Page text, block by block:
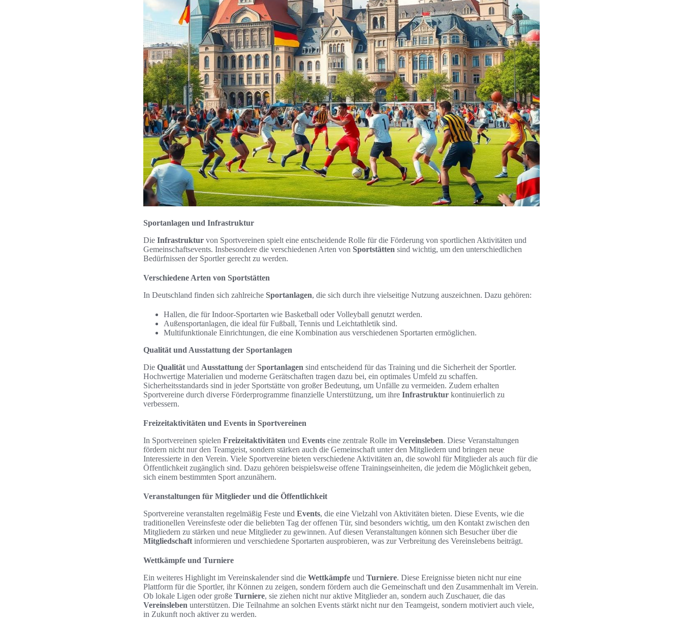
Sportanlagen und Infrastruktur
Die Infrastruktur von Sportvereinen spielt eine entscheidende Rolle für die Förderung von sportlichen Aktivitäten und
Gemeinschaftsevents. Insbesondere die verschiedenen Arten von Sportstätten sind wichtig, um den unterschiedlichen
Bedürfnissen der Sportler gerecht zu werden.
Verschiedene Arten von Sportstätten
In Deutschland finden sich zahlreiche Sportanlagen, die sich durch ihre vielseitige Nutzung auszeichnen. Dazu gehören:
Hallen, die für Indoor-Sportarten wie Basketball oder Volleyball genutzt werden.
Außensportanlagen, die ideal für Fußball, Tennis und Leichtathletik sind.
Multifunktionale Einrichtungen, die eine Kombination aus verschiedenen Sportarten ermöglichen.
Qualität und Ausstattung der Sportanlagen
Die Qualität und Ausstattung derSportanlagen sind entscheidend für das Training und die Sicherheit der Sportler.
Hochwertige Materialien und moderne Gerätschaften tragen dazu bei, ein optimales Umfeld zu schaffen.
Sicherheitsstandards sind in jeder Sportstätte von großer Bedeutung, um Unfälle zu vermeiden. Zudem erhalten
Sportvereine durch diverse Förderprogramme finanzielle Unterstützung, um ihre Infrastruktur kontinuierlich zu
verbessern.
Freizeitaktivitäten und Events in Sportvereinen
In Sportvereinen spielen Freizeitaktivitäten und Events eine zentrale Rolle im Vereinsleben. Diese Veranstaltungen
fördern nicht nur den Teamgeist, sondern stärken auch die Gemeinschaft unter den Mitgliedern und bringen neue
Interessierte in den Verein. Viele Sportvereine bieten verschiedene Aktivitäten an, die sowohl für Mitglieder als auch für die
Öffentlichkeit zugänglich sind. Dazu gehören beispielsweise offene Trainingseinheiten, die jedem die Möglichkeit geben,
sich einem bestimmten Sport anzunähern.
Veranstaltungen für Mitglieder und die Öffentlichkeit
Sportvereine veranstalten regelmäßig Feste und Events, die eine Vielzahl von Aktivitäten bieten. Diese Events, wie die
traditionellen Vereinsfeste oder die beliebten Tag der offenen Tür, sind besonders wichtig, um den Kontakt zwischen den
Mitgliedern zu stärken und neue Mitglieder zu gewinnen. Auf diesen Veranstaltungen können sich Besucher über die
Mitgliedschaft informieren und verschiedene Sportarten ausprobieren, was zur Verbreitung des Vereinslebens beiträgt.
Wettkämpfe und Turniere
Ein weiteres Highlight im Vereinskalender sind die Wettkämpfe und Turniere. Diese Ereignisse bieten nicht nur eine
Plattform für die Sportler, ihr Können zu zeigen, sondern fördern auch die Gemeinschaft und den Zusammenhalt im Verein.
Ob lokale Ligen oder große Turniere, sie ziehen nicht nur aktive Mitglieder an, sondern auch Zuschauer, die das
Vereinsleben unterstützen. Die Teilnahme an solchen Events stärkt nicht nur den Teamgeist, sondern motiviert auch viele,
in Zukunft noch aktiver zu werden.